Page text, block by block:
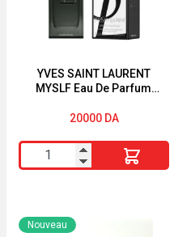
Homme-
4.5ml-
YVES SAINT LAURENT
MYSLF Eau De Parfum
20000 DA
quantité
de
SAINT
Nouveau